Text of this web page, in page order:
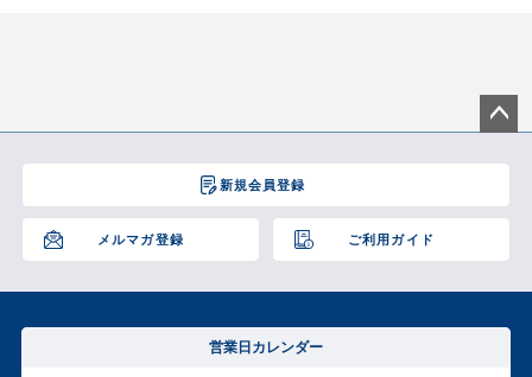
新規会員登録
メルマガ登録 ご利用ガイド
ジト
へ
営業日カレンダー